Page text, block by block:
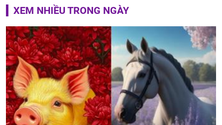
XEM NHIỀU TRONG NGÀY